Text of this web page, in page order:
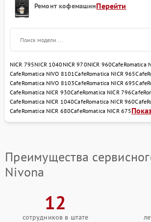
Ремонт кофемашинПерейти
NICR 795NICR 1040 NICR 970NICR 960CafeRomatica
CafeRomatica NIVO 8101CafeRomatica NICR 965
CafeRomatica NIVO 8103CafeRomatica NICR 695
CafeRomatica NICR 930CafeRomatica NICR 796
CafeRomatica NICR 1040CafeRomatica NICR 960
CafeRomatica NICR 680CafeRomatica NICR 675
Преимущества
Nivona
12
сотрудников в штате